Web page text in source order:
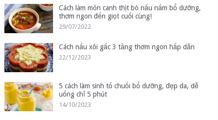
Cách làm món canh thịt bò nấu nấm bổ dưỡng,
thơm ngon đến giọt cuối cùng!
29/07/2022
Cách nấu xôi gấc 3 tầng thơm ngon hấp dẫn
22/12/2023
5 cách làm sinh tố chuối bổ dưỡng, đẹp da, dễ
uống chỉ 5 phút
14/10/2023